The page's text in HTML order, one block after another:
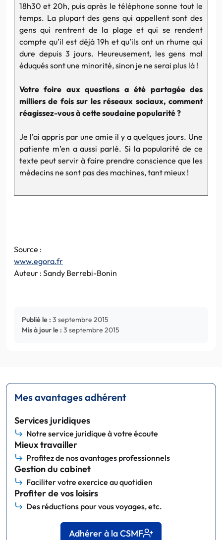
18h30 et 20h, puis après le téléphone sonne tout le
temps. La plupart des gens qui appellent sont des
gens qui rentrent de la plage et qui se rendent
compte qu’il est déjà 19h et qu’ils ont un rhume qui
dure depuis 3 jours. Heureusement, les gens mal
éduqués sont une minorité, sinon je ne serai plus là !
Votre foire aux questions a été partagée des
milliers de fois sur les réseaux sociaux, comment
réagissez-vous à cette soudaine popularité ?
Je l’ai appris par une amie il y a quelques jours. Une
patiente m’en a aussi parlé. Si la popularité de ce
texte peut servir à faire prendre conscience que les
médecins ne sont pas des machines, tant mieux !
Source :
www.egora.fr
Auteur : Sandy Berrebi-Bonin
Publié le : 3 septembre 2015
Mis à jour le : 3 septembre 2015
Mes avantages adhérent
Services juridiques
Notre service juridique à votre écoute
Mieux travailler
Profitez de nos avantages professionnels
Gestion du cabinet
Faciliter votre exercice au quotidien
Profiter de vos loisirs
Des réductions pour vous voyages, etc.
Adhérer à la CSMF